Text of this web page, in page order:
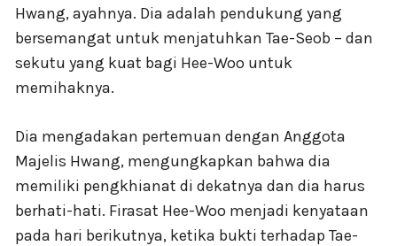
Hwang, ayahnya. Dia adalah pendukung yang
bersemangat untuk menjatuhkan Tae-Seob – dan
sekutu yang kuat bagi Hee-Woo untuk
memihaknya.
Dia mengadakan pertemuan dengan Anggota
Majelis Hwang, mengungkapkan bahwa dia
memiliki pengkhianat di dekatnya dan dia harus
berhati-hati. Firasat Hee-Woo menjadi kenyataan
pada hari berikutnya, ketika bukti terhadap Tae-